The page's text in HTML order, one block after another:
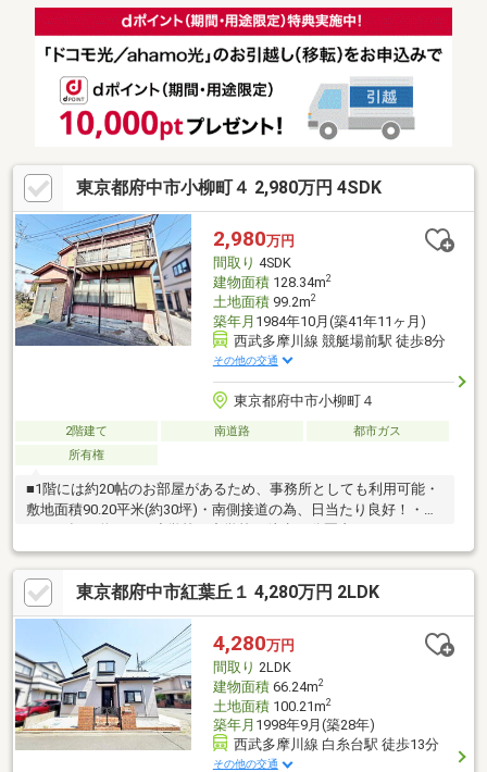
屋根裏収納あり◆2箇所の南・東向きバルコニーで日当たり良好
◆ベビーカー・アウトドア用品等の収納に使えるシューズインク
ローク◆2階の洋室は、将来的に居室を2部屋に分けることができ
食器洗乾燥機や浴室乾燥機など多彩な設備
東京都府中市小柳町４ 2,980万円 4SDK
2,980万円
間取り 4SDK
建物面積128.34m2
土地面積99.2m2
築年月 1984年10月(築41年11ヶ月)
西武多摩川線 競艇場前駅 徒歩8分
その他の交通
東京都府中市小柳町４
2階建て 南道路
都市ガス
所有権
■1階には約20帖のお部屋があるため、事務所としても利用可能・
敷地面積90.20平米(約30坪)・南側接道の為、日当たり良好！・駅
まで平坦な道のり・小学校・中学校も徒歩10分圏内
東京都府中市紅葉丘１ 4,280万円 2LDK
4,280万円
間取り 2LDK
建物面積66.24m2
土地面積100.21m2
築年月 1998年9月(築28年)
西武多摩川線 白糸台駅 徒歩13分
その他の交通